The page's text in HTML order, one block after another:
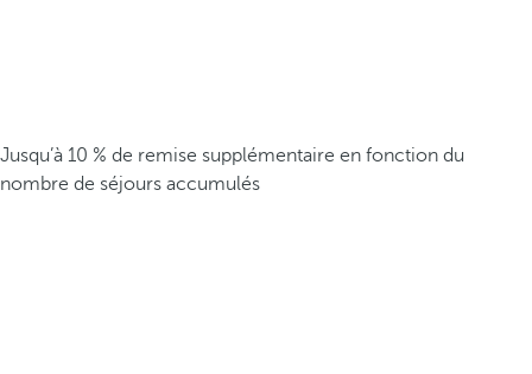
Jusqu’à 10 % de remise supplémentaire en fonction du
nombre de séjours accumulés